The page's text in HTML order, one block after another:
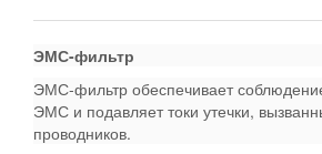
ЭМС-фильтр
ЭМС-фильтр обеспечивает
ЭМС и подавляет токи утечки,
проводников.